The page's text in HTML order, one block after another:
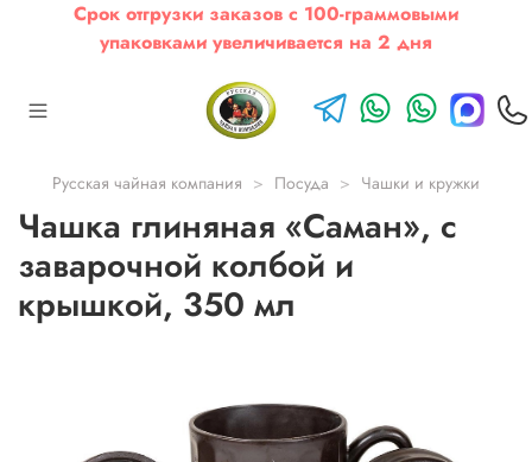
Срок отгрузки заказов с 100-граммовыми
упаковками увеличивается на 2 дня
Русская чайная компания Посуда Чашки и кружки
Чашка глиняная «Саман», с
заварочной колбой и
крышкой, 350 мл